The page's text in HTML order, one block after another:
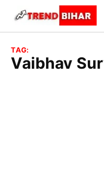
content
TAG:
Vaibhav